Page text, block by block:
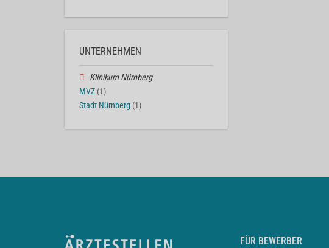
UNTERNEHMEN
Klinikum Nürnberg
MVZ (1)
Stadt Nürnberg (1)
FÜR BEWERBER